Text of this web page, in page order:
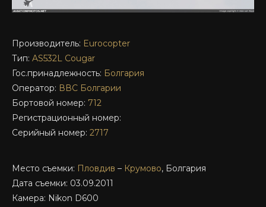
Производитель: Eurocopter
Тип: AS532L Cougar
Гос.принадлежность: Болгария
Оператор: ВВС Болгарии
Бортовой номер: 712
Регистрационный номер:
Серийный номер: 2717
Место съемки: Пловдив – Крумово, Болгария
Дата съемки: 03.09.2011
Камера: Nikon D600